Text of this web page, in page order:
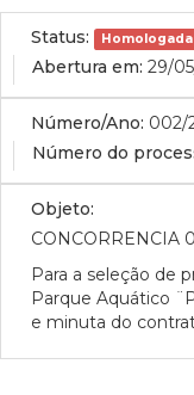
Status: Homologada
Abertura em: 29/
Número/Ano: 002/
Número do
Objeto:
CONCORRENCIA
Para a seleção de
Parque Aquático
e minuta do